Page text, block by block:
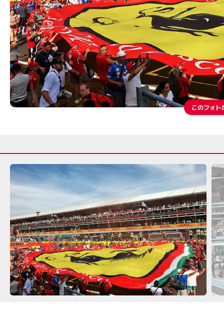
このフォト